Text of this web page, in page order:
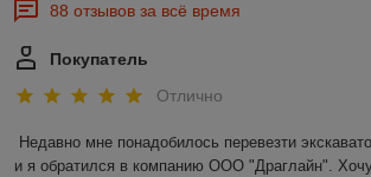
88 отзывов за всё время
Покупатель
Отлично
Недавно мне понадобилось перевезти
и я обратился в компанию ООО "Драглайн".